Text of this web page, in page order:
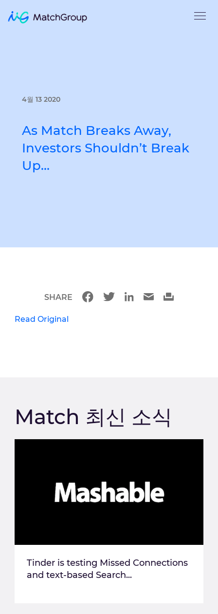
4월 13 2020
As Match Breaks Away,
Investors Shouldn’t Break
Up…
Read Original
SHARE
Match 최신 소식
Tinder is testing Missed Connections
and text-based Search...